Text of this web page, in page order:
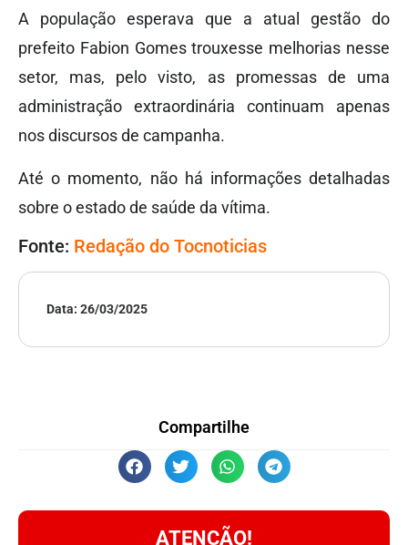
A população esperava que a atual gestão do
prefeito Fabion Gomes trouxesse melhorias nesse
setor, mas, pelo visto, as promessas de uma
administração extraordinária continuam apenas
nos discursos de campanha.
Até o momento, não há informações detalhadas
sobre o estado de saúde da vítima.
Fonte: Redação do Tocnoticias
Data: 26/03/2025
Compartilhe
ATENÇÃO!